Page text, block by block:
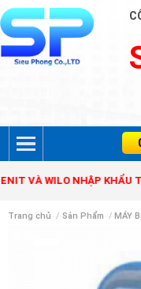
VÀ WILO NHẬP KHẨU
Trang chủ / Sản Phẩm / MÁY